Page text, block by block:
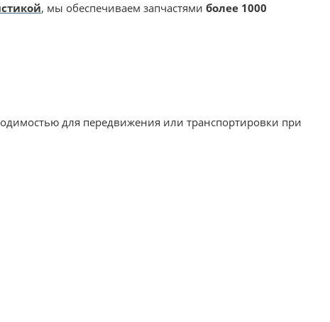
, мы обеспечиваем запчастями более 1000
для передвижения или транспортировки при